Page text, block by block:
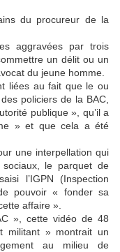
du procureur de la
aggravées par trois
un délit ou un
du jeune homme.
liées au fait que le ou
policiers de la BAC,
publique », qu’il a
» et que cela a été
une interpellation qui
le parquet de
l’IGPN (Inspection
pouvoir « fonder sa
affaire ».
», cette vidéo de 48
militant » montrait un
au milieu de